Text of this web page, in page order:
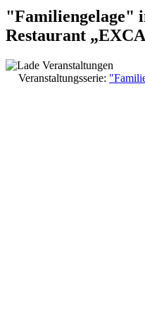
"Familiengelage"
Restaurant
Veranstaltungsserie: